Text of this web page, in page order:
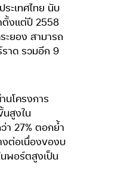
ะเทศไทย นับ
ตั้งแต่ปี 2558
ะยอง สามารถ
ราด รวมอีก 9
นโครงการ
สูงใน
า 27% ตอกย้ำ
งต่อเนื่องของบ
พอร์ตสูงเป็น